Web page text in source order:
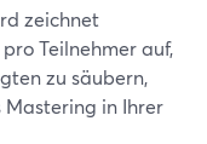
zeichnet
pro Teilnehmer auf,
zu säubern,
Mastering in Ihrer